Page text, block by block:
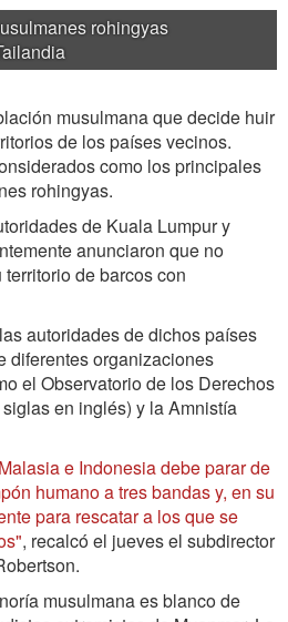
rohingyas
musulmana que decide huir
de los países vecinos.
como los principales
rohingyas.
de Kuala Lumpur y
anunciaron que no
de barcos con
autoridades de dichos países
diferentes organizaciones
el Observatorio de los Derechos
en inglés) y la Amnistía
e Indonesia debe parar de
humano a tres bandas y, en su
para rescatar a los que se
, recalcó el jueves el subdirector
musulmana es blanco de